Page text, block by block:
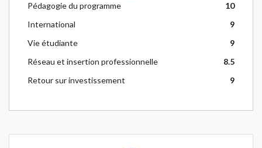
Pédagogie du programme
10
International
9
Vie étudiante
9
Réseau et insertion professionnelle
8.5
Retour sur investissement
9